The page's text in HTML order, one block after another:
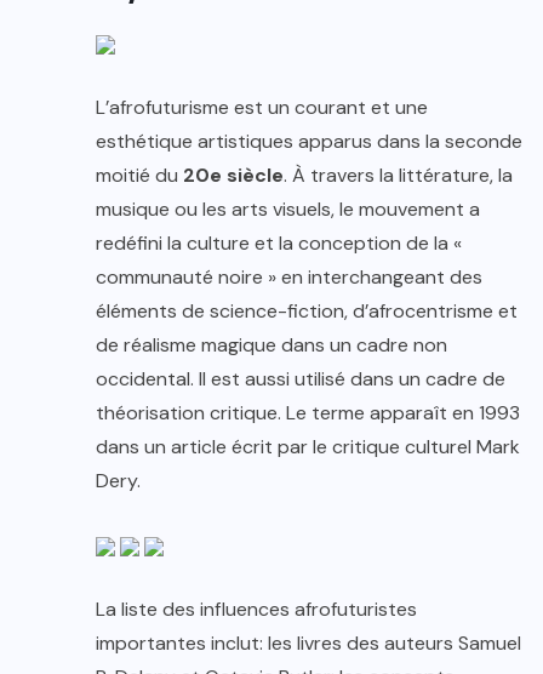
L’afrofuturisme est un courant et une
esthétique artistiques apparus dans la seconde
moitié du 20e siècle. À travers la littérature, la
musique ou les arts visuels, le mouvement a
redéfini la culture et la conception de la «
communauté noire » en interchangeant des
éléments de science-fiction, d’afrocentrisme et
de réalisme magique dans un cadre non
occidental. Il est aussi utilisé dans un cadre de
théorisation critique. Le terme apparaît en 1993
dans un article écrit par le critique culturel Mark
Dery.
La liste des influences afrofuturistes
importantes inclut: les livres des auteurs Samuel